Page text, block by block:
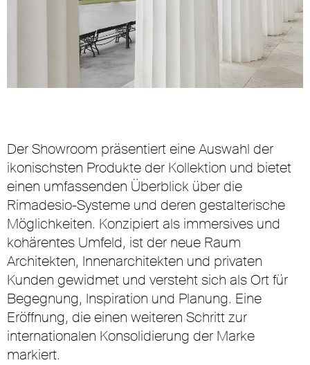
Der Showroom präsentiert eine Auswahl der
ikonischsten Produkte der Kollektion und bietet
einen umfassenden Überblick über die
Rimadesio-Systeme und deren gestalterische
Möglichkeiten. Konzipiert als immersives und
kohärentes Umfeld, ist der neue Raum
Architekten, Innenarchitekten und privaten
Kunden gewidmet und versteht sich als Ort für
Begegnung, Inspiration und Planung. Eine
Eröffnung, die einen weiteren Schritt zur
internationalen Konsolidierung der Marke
markiert.